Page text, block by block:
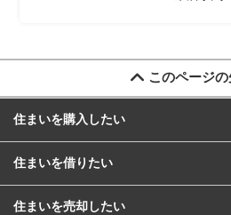
このページ
住まいを購入したい
住まいを借りたい
住まいを売却したい